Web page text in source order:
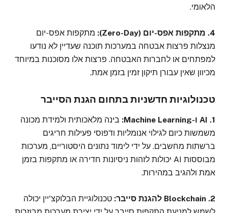
הלאומי.
4. מתקפות אפס-יום (Zero-Day):
מתקפות אפס-יום
מנצלות פרצות אבטחה במערכות תוכנה שעדיין לא נודעו
למפתחים או לחברות האבטחה. פרצות אלו מסוכנות במיוחד
מכיוון שאין עבורן תיקון זמין בזמן אמת.
טכנולוגיות חדשניות בתחום הגנת הסייבר
1. AI ו-Machine Learning:
בינה מלאכותית ולמידת מכונה
משמשות כיום לגילוי אנומליות ודפוסי פעילות חריגים
ברשתות מחשבים. על ידי לימוד נתונים היסטוריים, מערכות
מבוססות AI יכולות לזהות ניסיונות חדירה או מתקפות בזמן
אמת ולהגיב במהירות.
2. Blockchain להגנת סייבר:
טכנולוגיית הבלוקצ'יין יכולה